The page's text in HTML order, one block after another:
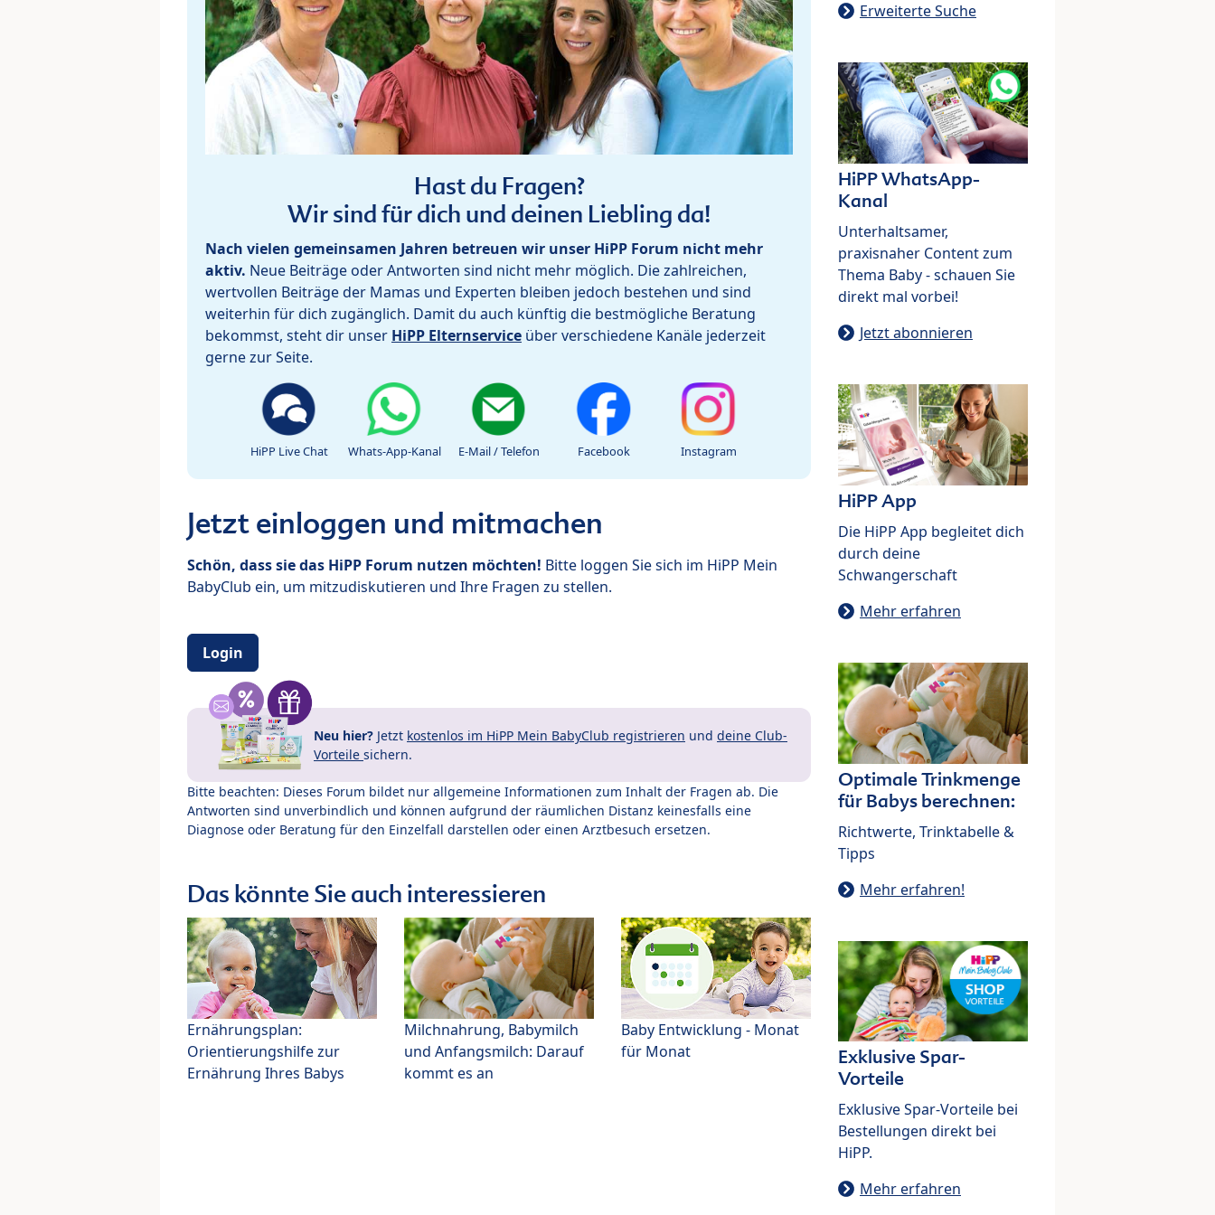
Hast du Fragen?
Wir sind für dich und deinen Liebling da!
Nach vielen gemeinsamen Jahren betreuen wir unser HiPP Forum nicht mehr
aktiv. Neue Beiträge oder Antworten sind nicht mehr möglich. Die zahlreichen,
wertvollen Beiträge der Mamas und Experten bleiben jedoch bestehen und sind
weiterhin für dich zugänglich. Damit du auch künftig die bestmögliche Beratung
bekommst, steht dir unser HiPP Elternservice über verschiedene Kanäle jederzeit
gerne zur Seite.
HiPP Live Chat Whats-App-Kanal E-Mail / Telefon Facebook Instagram
Jetzt einloggen und mitmachen
Schön, dass sie das HiPP Forum nutzen möchten! Bitte loggen Sie sich im HiPP Mein
BabyClub ein, um mitzudiskutieren und Ihre Fragen zu stellen.
Login
Neu hier? Jetzt kostenlos im HiPP Mein BabyClub registrieren und deine Club-
Vorteile sichern.
Bitte beachten: Dieses Forum bildet nur allgemeine Informationen zum Inhalt der Fragen ab. Die
Antworten sind unverbindlich und können aufgrund der räumlichen Distanz keinesfalls eine
Diagnose oder Beratung für den Einzelfall darstellen oder einen Arztbesuch ersetzen.
Das könnte Sie auch interessieren
Ernährungsplan:
Orientierungshilfe zur
Ernährung Ihres Babys
Milchnahrung, Babymilch
und Anfangsmilch: Darauf
kommt es an
Baby Entwicklung - Monat
für Monat
Erweiterte Suche
HiPP WhatsApp-
Kanal
Unterhaltsamer,
praxisnaher Content zum
Thema Baby - schauen Sie
direkt mal vorbei!
Jetzt abonnieren
HiPP App
Die HiPP App begleitet dich
durch deine
Schwangerschaft
Mehr erfahren
Optimale Trinkmenge
für Babys berechnen:
Richtwerte, Trinktabelle &
Tipps
Mehr erfahren!
Exklusive Spar-
Vorteile
Exklusive Spar-Vorteile bei
Bestellungen direkt bei
HiPP.
Mehr erfahren